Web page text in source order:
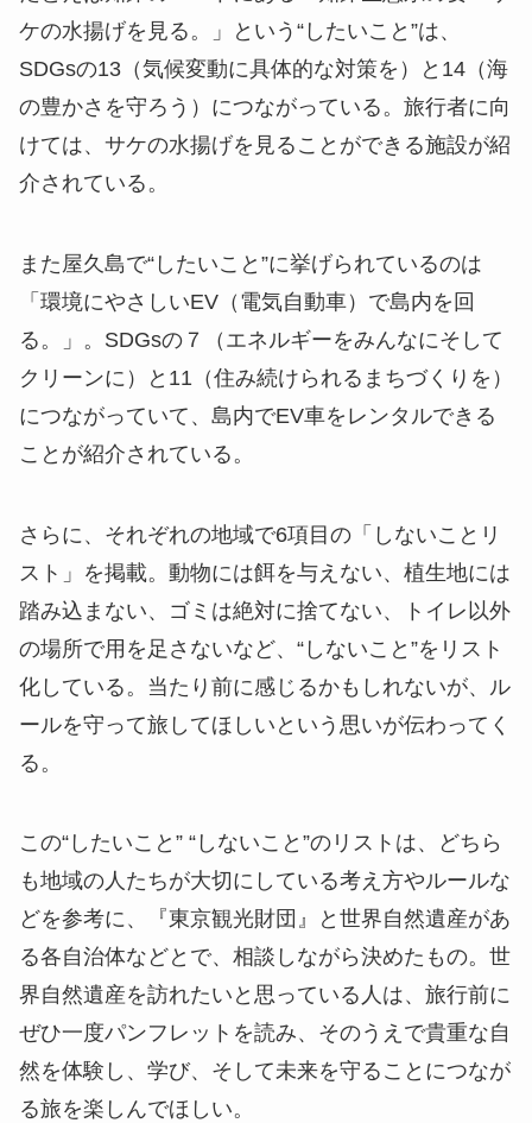
ケの水揚げを見る。」という“したいこと”は、
SDGsの13（気候変動に具体的な対策を）と14（海
の豊かさを守ろう）につながっている。旅行者に向
けては、サケの水揚げを見ることができる施設が紹
介されている。
また屋久島で“したいこと”に挙げられているのは
「環境にやさしいEV（電気自動車）で島内を回
る。」。SDGsの７（エネルギーをみんなにそして
クリーンに）と11（住み続けられるまちづくりを）
につながっていて、島内でEV車をレンタルできる
ことが紹介されている。
さらに、それぞれの地域で6項目の「しないことリ
スト」を掲載。動物には餌を与えない、植生地には
踏み込まない、ゴミは絶対に捨てない、トイレ以外
の場所で用を足さないなど、“しないこと”をリスト
化している。当たり前に感じるかもしれないが、ル
ールを守って旅してほしいという思いが伝わってく
る。
この“したいこと” “しないこと”のリストは、どちら
も地域の人たちが大切にしている考え方やルールな
どを参考に、『東京観光財団』と世界自然遺産があ
る各自治体などとで、相談しながら決めたもの。世
界自然遺産を訪れたいと思っている人は、旅行前に
ぜひ一度パンフレットを読み、そのうえで貴重な自
然を体験し、学び、そして未来を守ることにつなが
る旅を楽しんでほしい。